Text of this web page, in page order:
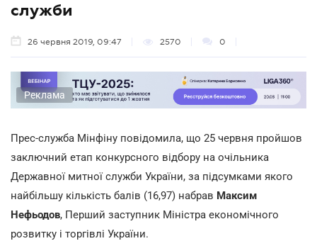
служби
26 червня 2019, 09:47 2570 0
Реклама
Прес-служба Мінфіну повідомила, що 25 червня пройшов
заключний етап конкурсного відбору на очільника
Державної митної служби України, за підсумками якого
найбільшу кількість балів (16,97) набрав Максим
Нефьодов, Перший заступник Міністра економічного
розвитку і торгівлі України.